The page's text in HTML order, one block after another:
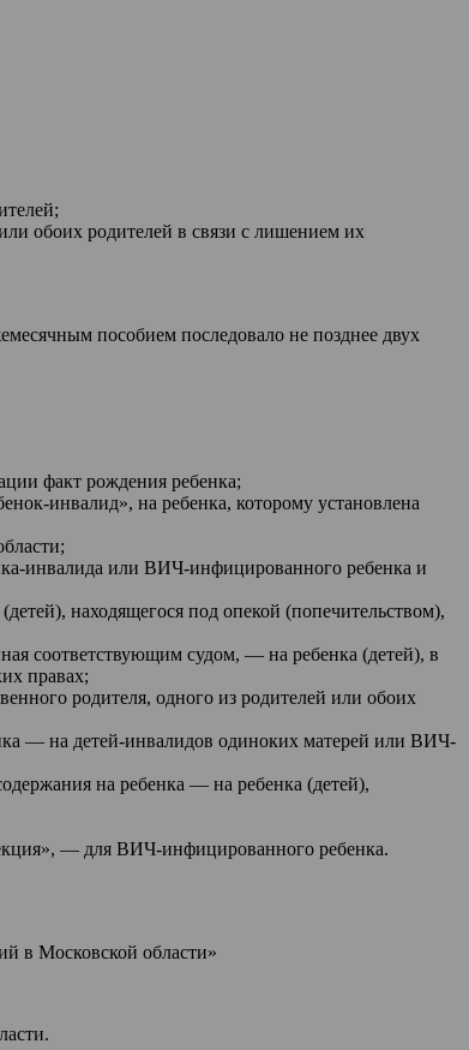
обоих родителей в связи с лишением их
пособием последовало не позднее двух
факт рождения ребенка;
инвалид», на ребенка, которому установлена
инвалида или ВИЧ-инфицированного ребенка и
находящегося под опекой (попечительством),
соответствующим судом, — на ребенка (детей), в
правах;
родителя, одного из родителей или обоих
— на детей-инвалидов одиноких матерей или ВИЧ-
на ребенка — на ребенка (детей),
— для ВИЧ-инфицированного ребенка.
в Московской области»